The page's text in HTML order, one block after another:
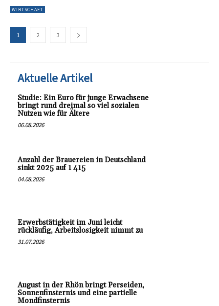
WIRTSCHAFT
1 2 3
Aktuelle Artikel
Studie: Ein Euro für junge Erwachsene
bringt rund dreimal so viel sozialen
Nutzen wie für Ältere
06.08.2026
Anzahl der Brauereien in Deutschland
sinkt 2025 auf 1 415
04.08.2026
Erwerbstätigkeit im Juni leicht
rückläufig, Arbeitslosigkeit nimmt zu
31.07.2026
August in der Rhön bringt Perseiden,
Sonnenfinsternis und eine partielle
Mondfinsternis